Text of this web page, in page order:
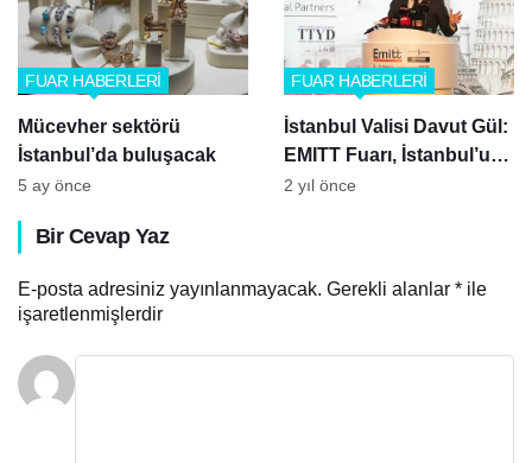
Mücevher sektörü
İstanbul’da buluşacak
FUAR HABERLERİ
5 ay önce
İstanbul Valisi Davut Gül:
EMITT Fuarı, İstanbul’un
Turizmdeki Liderliğini
FUAR HABERLERİ
2 yıl önce
Bir Cevap Yaz
E-posta adresiniz yayınlanmayacak. Gerekli alanlar * ile
işaretlenmişlerdir